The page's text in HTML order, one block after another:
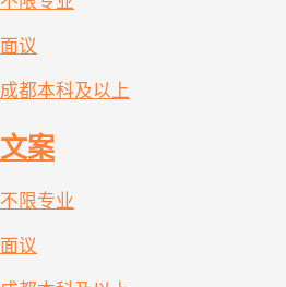
面议
成都本科及以上
文案
不限专业
面议